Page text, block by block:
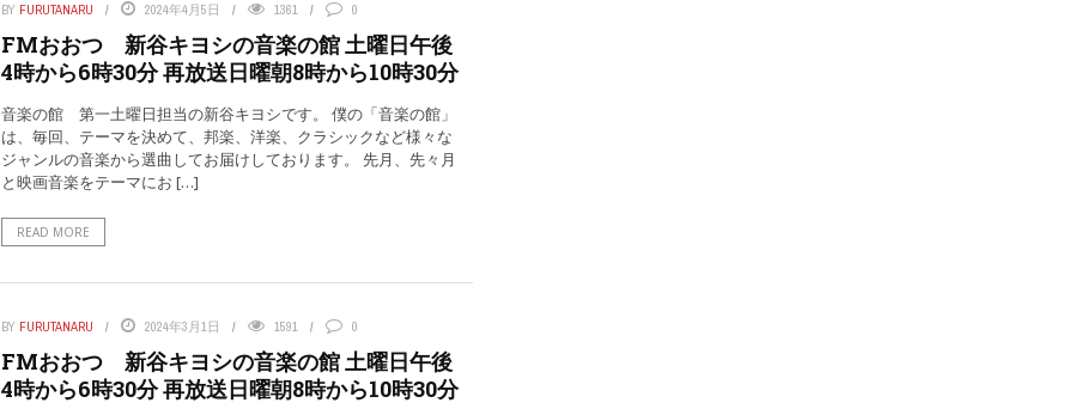
BY FURUTANARU 2024年4月5日 1361 0
FMおおつ 新谷キヨシの音楽の館 土曜日午後
4時から6時30分 再放送日曜朝8時から10時30分
音楽の館 第一土曜日担当の新谷キヨシです。 僕の「音楽の館」
は、毎回、テーマを決めて、邦楽、洋楽、クラシックなど様々な
ジャンルの音楽から選曲してお届けしております。 先月、先々月
と映画音楽をテーマにお […]
READ MORE
BY FURUTANARU 2024年3月1日 1591 0
FMおおつ 新谷キヨシの音楽の館 土曜日午後
4時から6時30分 再放送日曜朝8時から10時30分